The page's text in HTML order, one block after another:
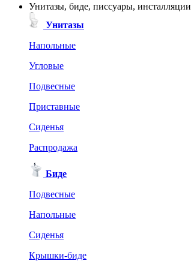
Унитазы, биде, писсуары, инсталляции
Унитазы
Напольные
Угловые
Подвесные
Приставные
Сиденья
Распродажа
Биде
Подвесные
Напольные
Сиденья
Крышки-биде